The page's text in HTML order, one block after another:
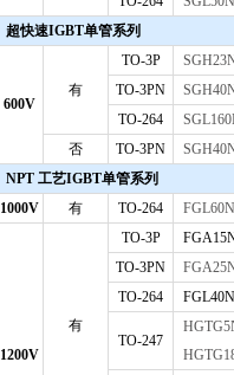
超快速IGBT单管系列
600V
有
TO-3P
TO-3PN
TO-264
否
TO-3PN
NPT 工艺IGBT单管系列
1000V
有 TO-264
1200V
有
TO-3P
TO-3PN
TO-264
TO-247